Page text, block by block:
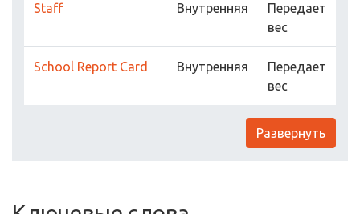
Staff Внутренняя
Передает
вес
School Report Card Внутренняя
Передает
вес
Развернуть